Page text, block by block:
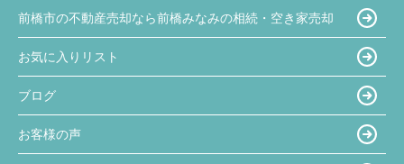
前橋市の不動産売却なら前橋みなみの相続・空き家売却
お気に入りリスト
ブログ
お客様の声